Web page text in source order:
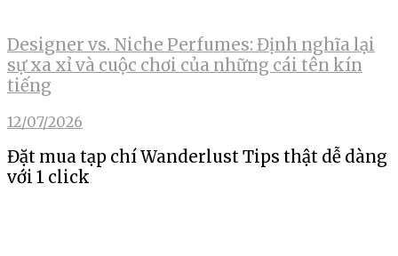
Designer vs. Niche Perfumes: Định nghĩa lại
sự xa xỉ và cuộc chơi của những cái tên kín
tiếng
12/07/2026
Đặt mua tạp chí Wanderlust Tips thật dễ dàng
với 1 click